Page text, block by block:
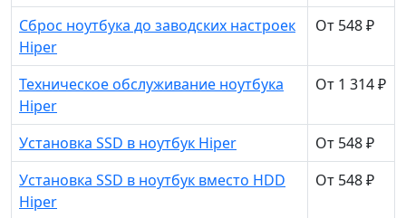
Сброс ноутбука до заводских настроек
Hiper
От 548 ₽
Техническое обслуживание ноутбука
Hiper
От 1 314 ₽
Установка SSD в ноутбук Hiper
От 548 ₽
Установка SSD в ноутбук вместо HDD
Hiper
От 548 ₽